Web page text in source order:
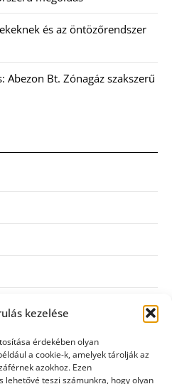
kezelése
érdekében olyan
a cookie-k, amelyek tárolják az
azokhoz. Ezen
lehetővé teszi számunkra, hogy olyan
és az öntözőrendszer
Abezon Bt. Zónagáz szakszerű